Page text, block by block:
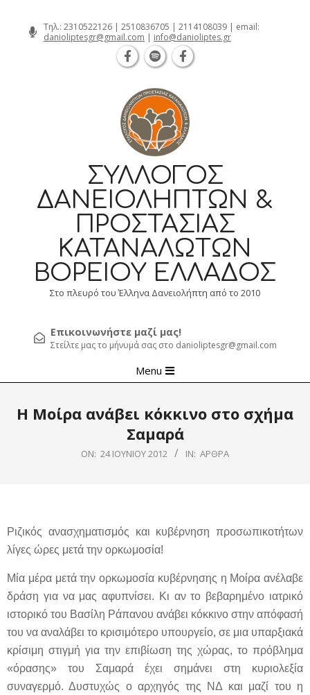
Τηλ.: 2310522126 | 2510836705 | 2114108039 | email:
danioliptesgr@gmail.com | info@danioliptes.gr
ΣΎΛΛΟΓΟΣ
ΔΑΝΕΙΟΛΗΠΤΏΝ &
ΠΡΟΣΤΑΣΊΑΣ
ΚΑΤΑΝΑΛΩΤΏΝ
ΒΟΡΕΊΟΥ ΕΛΛΆΔΟΣ
Στο πλευρό του Έλληνα Δανειολήπτη από το 2010
Επικοινωνήστε μαζί μας!
Στείλτε μας το μήνυμά σας στο danioliptesgr@gmail.com
Navigation
Menu
Η Μοίρα ανάβει κόκκινο στο σχήμα
Σαμαρά
ON: 24 ΙΟΥΝΊΟΥ 2012 IN: ΆΡΘΡΑ
Ριζικός ανασχηματισμός και κυβέρνηση προσωπικοτήτων
λίγες ώρες μετά την ορκωμοσία!
Μία μέρα μετά την ορκωμοσία κυβέρνησης η Μοίρα ανέλαβε
δράση για να μας αφυπνίσει. Κι αν το βεβαρημένο ιατρικό
ιστορικό του Βασίλη Ράπανου ανάβει κόκκινο στην απόφασή
του να αναλάβει το κρισιμότερο υπουργείο, σε μια υπαρξιακά
κρίσιμη στιγμή για την επιβίωση της χώρας, το πρόβλημα
«όρασης» του Σαμαρά έχει σημάνει στη κυριολεξία
συναγερμό. Δυστυχώς ο αρχηγός της ΝΔ και μαζί του η